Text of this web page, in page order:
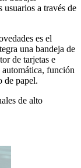
usuarios a través de
es el
una bandeja de
de tarjetas e
función
de papel.
de alto